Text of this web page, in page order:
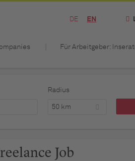
DE EN
Für Arbeitgeber:
Radius
50 km
Job